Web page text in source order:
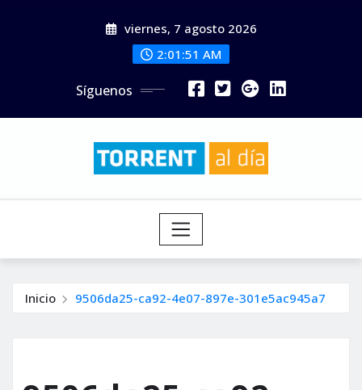
viernes, 7 agosto 2026
2:01:52 AM
Síguenos
Inicio 9506da25-ca92-4e07-897e-301e5ac945a7